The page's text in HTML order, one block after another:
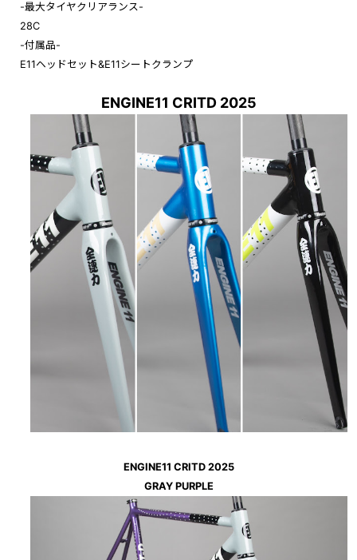
-最大タイヤクリアランス-
28C
-付属品-
E11ヘッドセット&E11シートクランプ
ENGINE11 CRITD 2025
ENGINE11 CRITD 2025
GRAY PURPLE